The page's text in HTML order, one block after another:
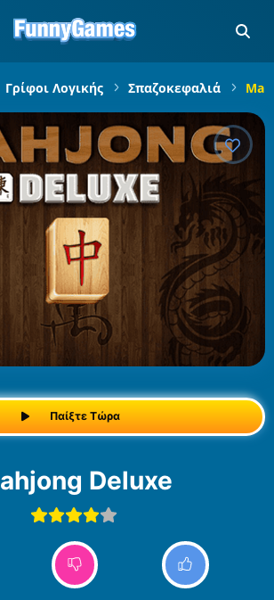
Γρίφοι Λογικής Σπαζοκεφαλιά
Παίξτε Τώρα
Mahjong Deluxe